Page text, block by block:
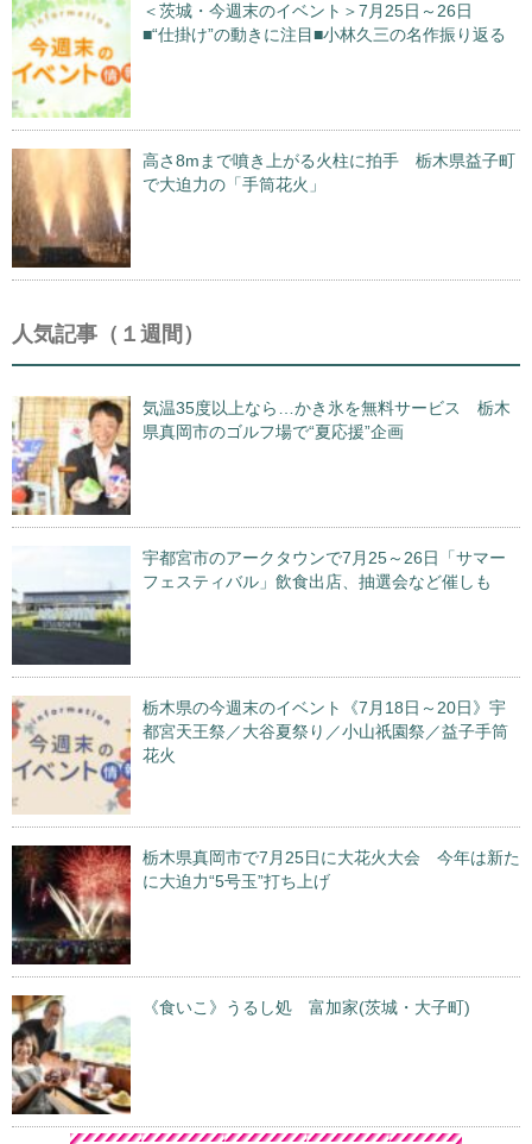
＜茨城・今週末のイベント＞7月25日～26日
■“仕掛け”の動きに注目■小林久三の名作振り返る
高さ8mまで噴き上がる火柱に拍手 栃木県益子町
で大迫力の「手筒花火」
人気記事（１週間）
気温35度以上なら…かき氷を無料サービス 栃木
県真岡市のゴルフ場で“夏応援”企画
宇都宮市のアークタウンで7月25～26日「サマー
フェスティバル」飲食出店、抽選会など催しも
栃木県の今週末のイベント《7月18日～20日》宇
都宮天王祭／大谷夏祭り／小山祇園祭／益子手筒
花火
栃木県真岡市で7月25日に大花火大会 今年は新た
に大迫力“5号玉”打ち上げ
《食いこ》うるし処 富加家(茨城・大子町)